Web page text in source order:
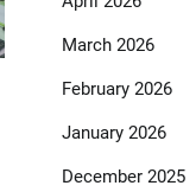
March 2026
February 2026
January 2026
December 2025